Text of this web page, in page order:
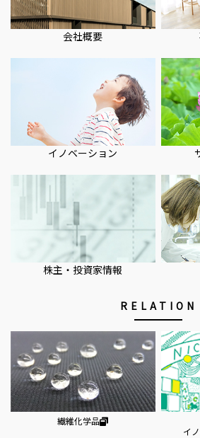
会社概要
イノベーション
株主・投資家情報
RELATION
繊維化学品
イ